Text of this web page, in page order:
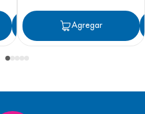
Agregar
Agregar